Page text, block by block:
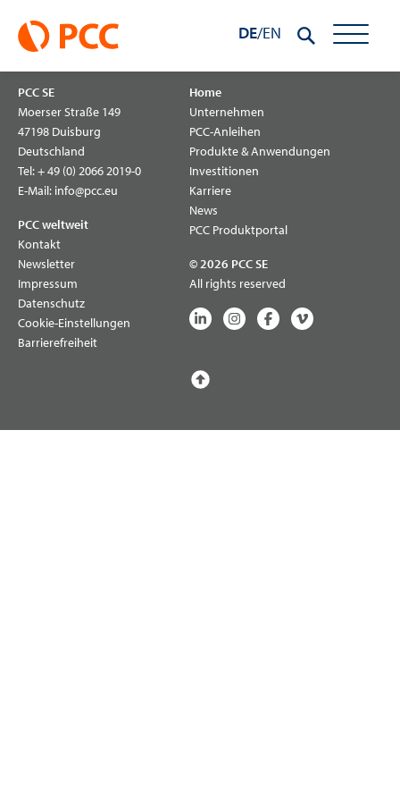
springen
DE/EN
PCC SE Geschäftsbericht 2024
PCC SE
Moerser Straße 149
47198 Duisburg
Deutschland
Tel:+ 49 (0) 2066 2019-0
E-Mail: info@pcc.eu
PCC weltweit
Kontakt
Newsletter
Impressum
Datenschutz
Cookie-Einstellungen
Barrierefreiheit
Home
Unternehmen
PCC-Anleihen
Produkte & Anwendungen
Investitionen
Karriere
News
PCC Produktportal
© 2026 PCC SE
All rights reserved